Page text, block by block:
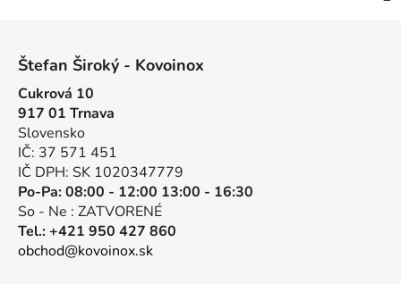
Štefan Široký - Kovoinox
Cukrová 10
917 01 Trnava
Slovensko
IČ: 37 571 451
IČ DPH: SK 1020347779
Po-Pa: 08:00 - 12:00 13:00 - 16:30
So - Ne : ZATVORENÉ
Tel.: +421 950 427 860
obchod@kovoinox.sk